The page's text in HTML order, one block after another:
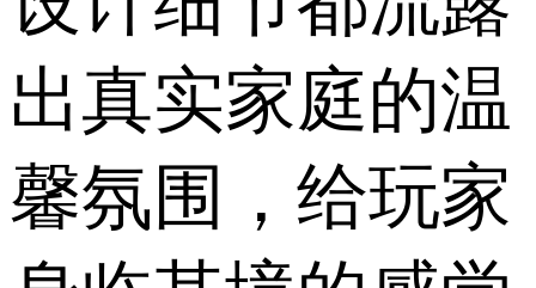
出真实家庭的温
馨氛围，给玩家